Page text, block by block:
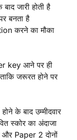
जारी होती है
बनता है
करने का मौका
key आने पर ही
जरूरत होने पर
के बाद उम्मीदवार
स्कोर का अंदाजा
Paper 2 दोनों